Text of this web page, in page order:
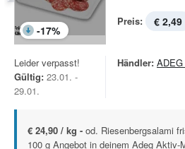
-17%
Preis: € 2,49
Leider verpasst!
Gültig: 23.01. -
29.01.
Händler:
€ 24,90 / kg - od. Riesenbergsalami
100 g Angebot in deinem Adeg Aktiv-